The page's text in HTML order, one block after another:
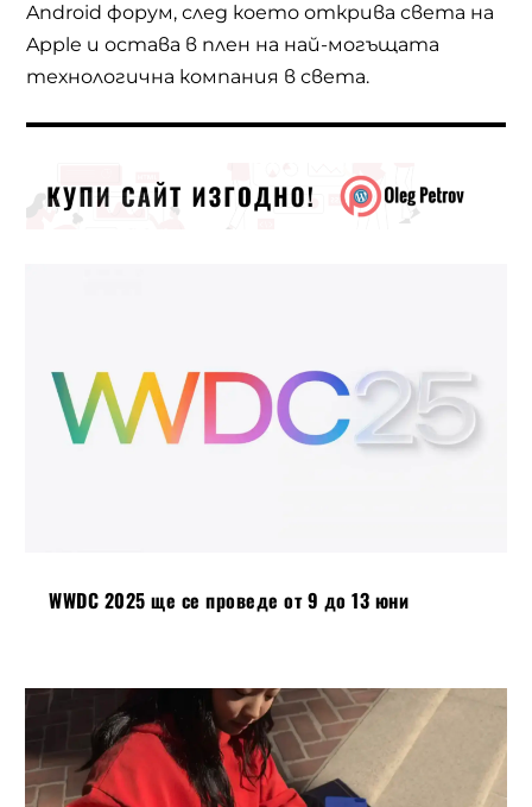
Android форум, след което открива света на
Apple и остава в плен на най-могъщата
технологична компания в света.
WWDC 2025 ще се проведе от 9 до 13 юни